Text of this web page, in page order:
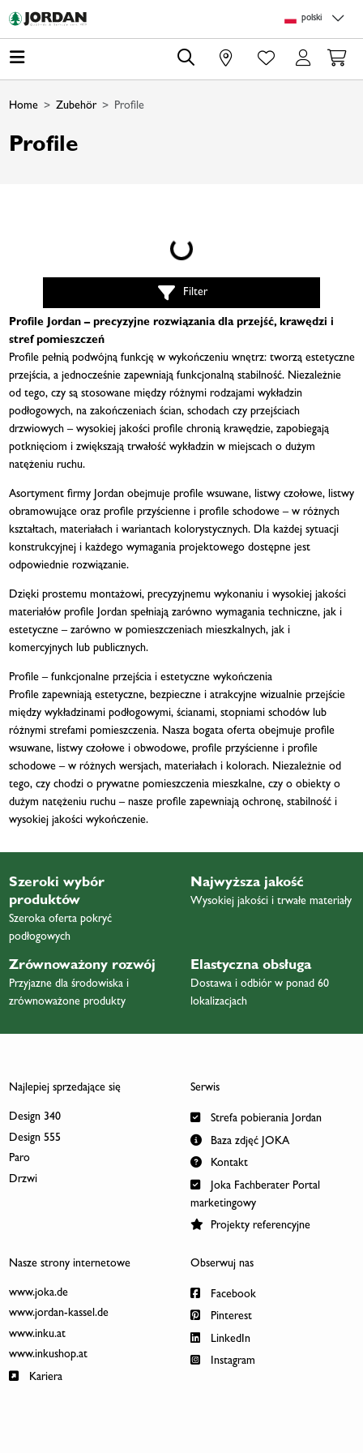
polski
0
Home Zubehör Profile
Profile
Loading...
Filter
Profile Jordan – precyzyjne rozwiązania dla przejść, krawędzi i
stref pomieszczeń
Profile pełnią podwójną funkcję w wykończeniu wnętrz: tworzą estetyczne
przejścia, a jednocześnie zapewniają funkcjonalną stabilność. Niezależnie
od tego, czy są stosowane między różnymi rodzajami wykładzin
podłogowych, na zakończeniach ścian, schodach czy przejściach
drzwiowych – wysokiej jakości profile chronią krawędzie, zapobiegają
potknięciom i zwiększają trwałość wykładzin w miejscach o dużym
natężeniu ruchu.
Asortyment firmy Jordan obejmuje profile wsuwane, listwy czołowe, listwy
obramowujące oraz profile przyścienne i profile schodowe – w różnych
kształtach, materiałach i wariantach kolorystycznych. Dla każdej sytuacji
konstrukcyjnej i każdego wymagania projektowego dostępne jest
odpowiednie rozwiązanie.
Dzięki prostemu montażowi, precyzyjnemu wykonaniu i wysokiej jakości
materiałów profile Jordan spełniają zarówno wymagania techniczne, jak i
estetyczne – zarówno w pomieszczeniach mieszkalnych, jak i
komercyjnych lub publicznych.
Profile – funkcjonalne przejścia i estetyczne wykończenia
Profile zapewniają estetyczne, bezpieczne i atrakcyjne wizualnie przejście
między wykładzinami podłogowymi, ścianami, stopniami schodów lub
różnymi strefami pomieszczenia. Nasza bogata oferta obejmuje profile
wsuwane, listwy czołowe i obwodowe, profile przyścienne i profile
schodowe – w różnych wersjach, materiałach i kolorach. Niezależnie od
tego, czy chodzi o prywatne pomieszczenia mieszkalne, czy o obiekty o
dużym natężeniu ruchu – nasze profile zapewniają ochronę, stabilność i
wysokiej jakości wykończenie.
Szeroki wybór
produktów
Szeroka oferta pokryć
podłogowych
Najwyższa jakość
Wysokiej jakości i trwałe materiały
Zrównoważony rozwój
Przyjazne dla środowiska i
zrównoważone produkty
Elastyczna obsługa
Dostawa i odbiór w ponad 60
lokalizacjach
Najlepiej sprzedające się
Design 340
Design 555
Paro
Drzwi
Serwis
Strefa pobierania Jordan
Baza zdjęć JOKA
Kontakt
Joka Fachberater Portal
marketingowy
Projekty referencyjne
Nasze strony internetowe
www.joka.de
www.jordan-kassel.de
www.inku.at
www.inkushop.at
Kariera
Obserwuj nas
Facebook
Pinterest
LinkedIn
Instagram